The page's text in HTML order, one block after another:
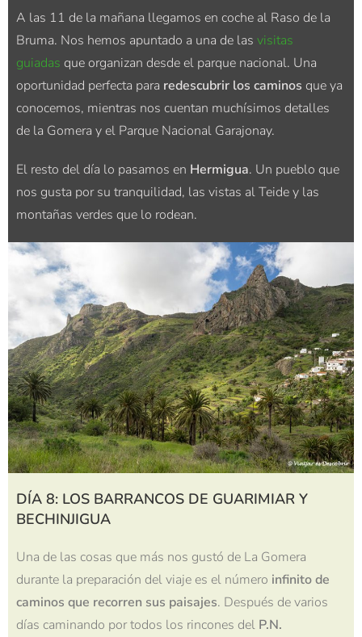
A las 11 de la mañana llegamos en coche al Raso de la
Bruma. Nos hemos apuntado a una de las visitas
guiadas que organizan desde el parque nacional. Una
oportunidad perfecta para redescubrir los caminos que ya
conocemos, mientras nos cuentan muchísimos detalles
de la Gomera y el Parque Nacional Garajonay.
El resto del día lo pasamos en Hermigua. Un pueblo que
nos gusta por su tranquilidad, las vistas al Teide y las
montañas verdes que lo rodean.
DÍA 8: LOS BARRANCOS DE GUARIMIAR Y
BECHINJIGUA
Una de las cosas que más nos gustó de La Gomera
durante la preparación del viaje es el número infinito de
caminos que recorren sus paisajes. Después de varios
días caminando por todos los rincones del P.N.